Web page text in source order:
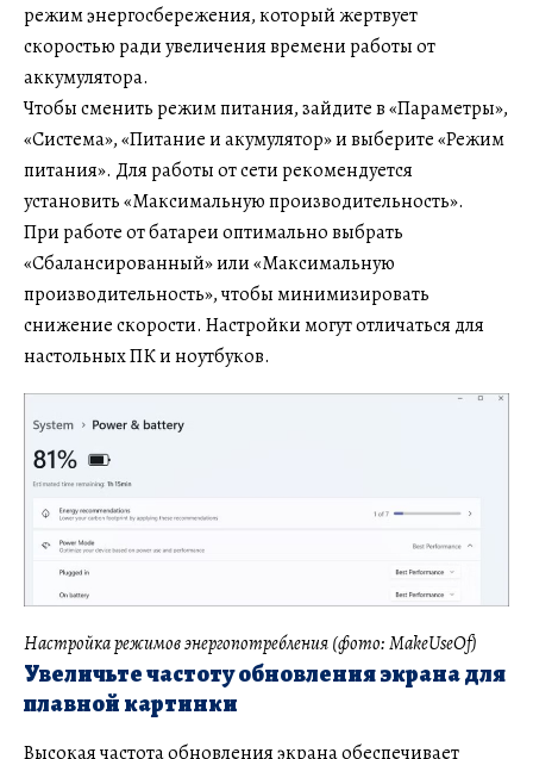
режим энергосбережения, который жертвует
скоростью ради увеличения времени работы от
аккумулятора.
Чтобы сменить режим питания, зайдите в «Параметры»,
«Система», «Питание и акумулятор» и выберите «Режим
питания». Для работы от сети рекомендуется
установить «Максимальную производительность».
При работе от батареи оптимально выбрать
«Сбалансированный» или «Максимальную
производительность», чтобы минимизировать
снижение скорости. Настройки могут отличаться для
настольных ПК и ноутбуков.
Настройка режимов энергопотребления (фото: MakeUseOf)
Увеличьте частоту обновления экрана для
плавной картинки
Высокая частота обновления экрана обеспечивает